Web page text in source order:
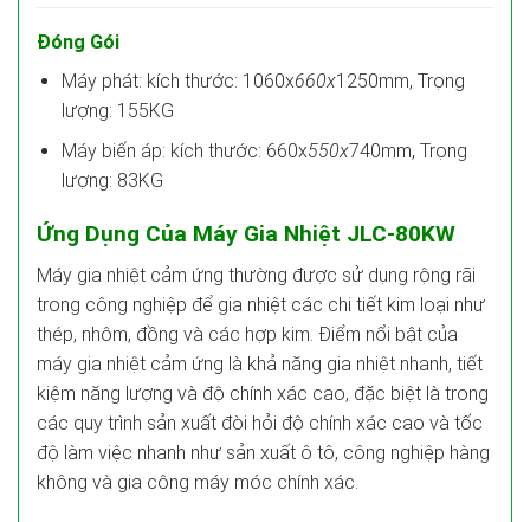
Đóng Gói
Máy phát: kích thước: 1060x660x1250mm, Trọng
lượng: 155KG
Máy biến áp: kích thước: 660x550x740mm, Trọng
lượng: 83KG
Ứng Dụng Của Máy Gia Nhiệt JLC-80KW
Máy gia nhiệt cảm ứng thường được sử dụng rộng rãi
trong công nghiệp để gia nhiệt các chi tiết kim loại như
thép, nhôm, đồng và các hợp kim. Điểm nổi bật của
máy gia nhiệt cảm ứng là khả năng gia nhiệt nhanh, tiết
kiệm năng lượng và độ chính xác cao, đặc biệt là trong
các quy trình sản xuất đòi hỏi độ chính xác cao và tốc
độ làm việc nhanh như sản xuất ô tô, công nghiệp hàng
không và gia công máy móc chính xác.